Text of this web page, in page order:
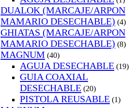
DUALOK (MARCAJE/ARPON
MAMARIO DESECHABLE) (4)
GHIATAS (MARCAJE/ARPON
MAMARIO DESECHABLE) (8)
MAGNUM (40)
AGUJA DESECHABLE (19)
GUIA COAXIAL
DESECHABLE (20)
PISTOLA REUSABLE (1)